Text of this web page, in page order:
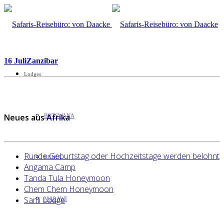
Lodges
BOTSWANA
KENIA
MALAWI
16 JuliZanzibar
Neues aus Afrika
Runde Geburtstag oder Hochzeitstage werden belohnt
Angama Camp
Tanda Tula Honeymoon
Chem Chem Honeymoon
Sarili Lodge